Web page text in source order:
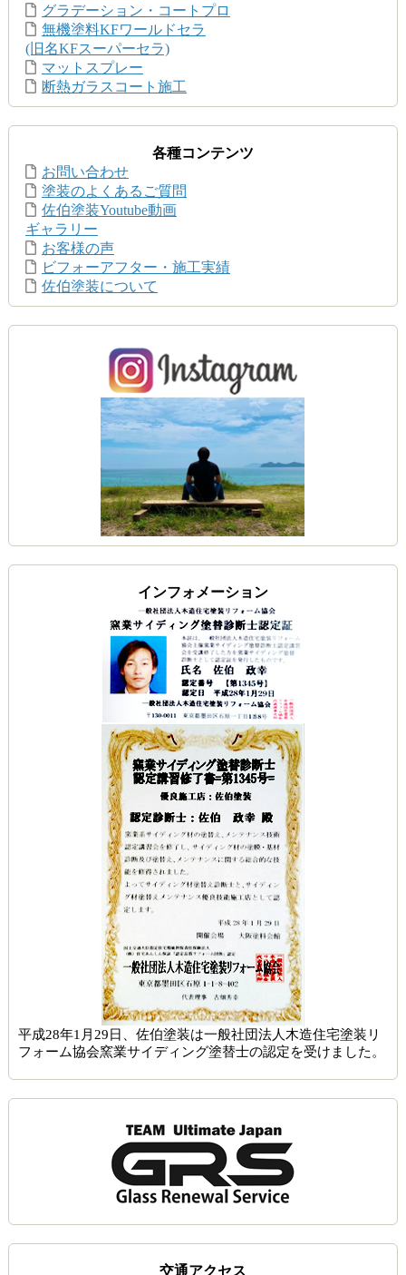
グラデーション・コートプロ
無機塗料KFワールドセラ
(旧名KFスーパーセラ)
マットスプレー
断熱ガラスコート施工
各種コンテンツ
お問い合わせ
塗装のよくあるご質問
佐伯塗装Youtube動画
ギャラリー
お客様の声
ビフォーアフター・施工実績
佐伯塗装について
インフォメーション
平成28年1月29日、佐伯塗装は一般社団法人木造住宅塗装リ
フォーム協会窯業サイディング塗替士の認定を受けました。
交通アクセス